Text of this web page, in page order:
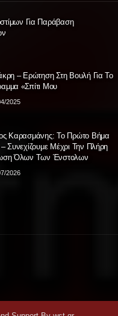
Για Παράβαση
– Ερώτηση Στη Βουλή Για Το
«Σπίτι Μου
2025
Καρασμάνης: Το Πρώτο Βήμα
Συνεχίζουμε Μέχρι Την Πλήρη
Όλων Των Ένστολων
2026